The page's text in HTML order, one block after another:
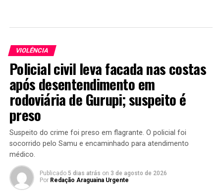
VIOLÊNCIA
Policial civil leva facada nas costas
após desentendimento em
rodoviária de Gurupi; suspeito é
preso
Suspeito do crime foi preso em flagrante. O policial foi
socorrido pelo Samu e encaminhado para atendimento
médico.
Publicado 5 dias atrás on 3 de agosto de 2026
Por Redação Araguaina Urgente